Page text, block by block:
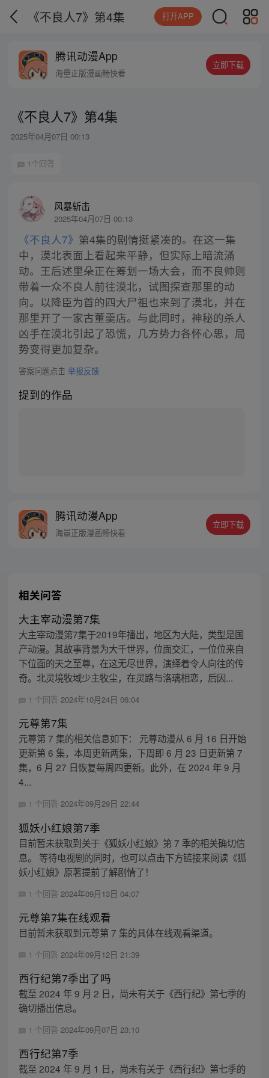
《不良人7》第4集 打开APP
腾讯动漫App
海量正版漫画畅快看
立即下载
《不良人7》第4集
2025年04月07日 00:13
1个回答
风暴斩击
2025年04月07日 00:13
《不良人7》 第4集的剧情挺紧凑的。在这一集
中，漠北表面上看起来平静，但实际上暗流涌
动。王后述里朵正在筹划一场大会，而不良帅则
带着一众不良人前往漠北，试图探查那里的动
向。以降臣为首的四大尸祖也来到了漠北，并在
那里开了一家古董羹店。与此同时，神秘的杀人
凶手在漠北引起了恐慌，几方势力各怀心思，局
势变得更加复杂。
答案问题点击 举报反馈
提到的作品
腾讯动漫App
海量正版漫画畅快看
立即下载
相关问答
大主宰动漫第7集
大主宰动漫第7集于2019年播出，地区为大陆，类型是国
产动漫。其故事背景为大千世界，位面交汇，一位位来自
下位面的天之至尊，在这无尽世界，演绎着令人向往的传
奇。北灵境牧域少主牧尘，在灵路与洛璃相恋，后因...
1 个回答 2024年10月24日 06:04
元尊第7集
元尊第 7 集的相关信息如下： 元尊动漫从 6 月 16 日开始
更新第 6 集，本周更新两集，下周即 6 月 23 日更新第 7
集，6 月 27 日恢复每周四更新。此外，在 2024 年 9 月
4...
1 个回答 2024年09月29日 22:44
狐妖小红娘第7季
目前暂未获取到关于《狐妖小红娘》第 7 季的相关确切信
息。 等待电视剧的同时，也可以点击下方链接来阅读《狐
妖小红娘》原著提前了解剧情了！
1 个回答 2024年09月13日 04:07
元尊第7集在线观看
目前暂未获取到元尊第 7 集的具体在线观看渠道。
1 个回答 2024年09月12日 21:39
西行纪第7季出了吗
截至 2024 年 9 月 2 日，尚未有关于《西行纪》第七季的
确切播出信息。
1 个回答 2024年09月07日 23:10
西行纪第7季
截至 2024 年 9 月 1 日，尚未有关于《西行纪》第七季的